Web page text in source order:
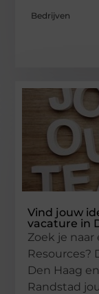
Bedrijven
Vind jouw
vacature in
Zoek je
Resources?
Den Haag
Randstad